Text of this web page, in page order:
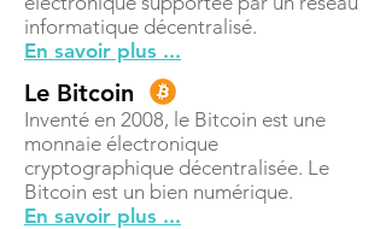
informatique décentralisé.
En savoir plus ...
Le Bitcoin
Inventé en 2008, le Bitcoin est une
monnaie électronique
cryptographique décentralisée. Le
Bitcoin est un bien numérique.
En savoir plus ...